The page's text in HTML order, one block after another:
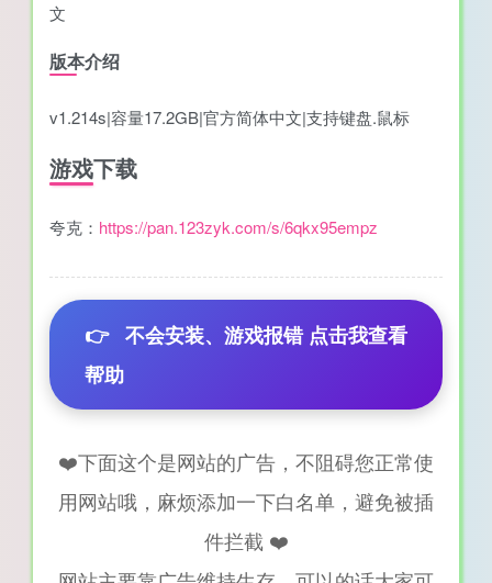
文
版本介绍
v1.214s|容量17.2GB|官方简体中文|支持键盘.鼠标
游戏下载
夸克： https://pan.123zyk.com/s/6qkx95empz
👉 不会安装、游戏报错 点击我查看
帮助
❤️下面这个是网站的广告，不阻碍您正常使
用网站哦，麻烦添加一下白名单，避免被插
件拦截 ❤️